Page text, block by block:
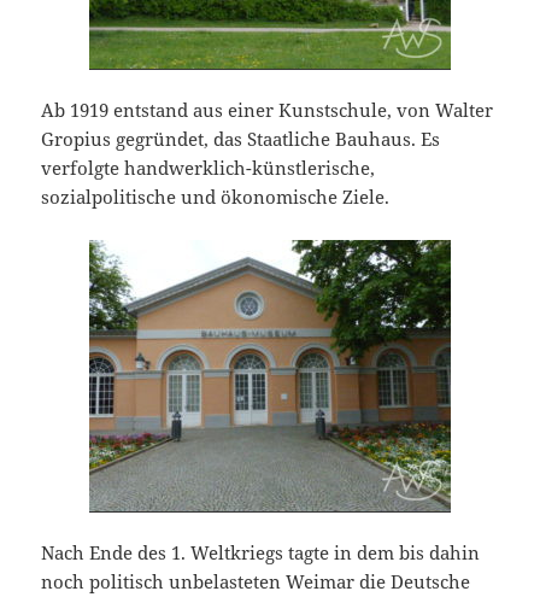
Ab 1919 entstand aus einer Kunstschule, von Walter
Gropius gegründet, das Staatliche Bauhaus. Es
verfolgte handwerklich-künstlerische,
sozialpolitische und ökonomische Ziele.
Nach Ende des 1. Weltkriegs tagte in dem bis dahin
noch politisch unbelasteten Weimar die Deutsche